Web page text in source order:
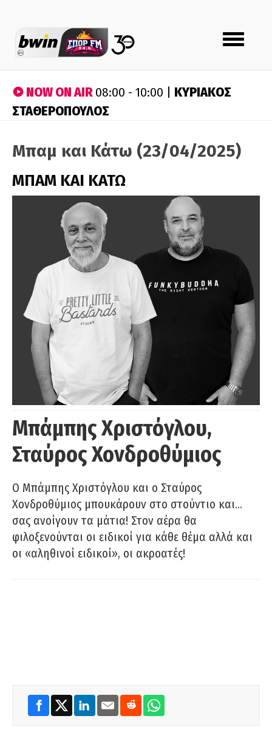
Toggle
navigation
NOW ON AIR08:00 - 10:00 | ΚΥΡΙΑΚΟΣ
ΣΤΑΘΕΡΟΠΟΥΛΟΣ
Μπαμ και Κάτω (23/04/2025)
ΜΠΑΜ ΚΑΙ ΚΑΤΩ
Μπάμπης Χριστόγλου,
Σταύρος Χονδροθύμιος
O Μπάμπης Χριστόγλου και ο Σταύρος
Χονδροθύμιος μπουκάρουν στο στούντιο και…
σας ανοίγουν τα μάτια! Στον αέρα θα
φιλοξενούνται οι ειδικοί για κάθε θέμα αλλά και
οι «αληθινοί ειδικοί», οι ακροατές!